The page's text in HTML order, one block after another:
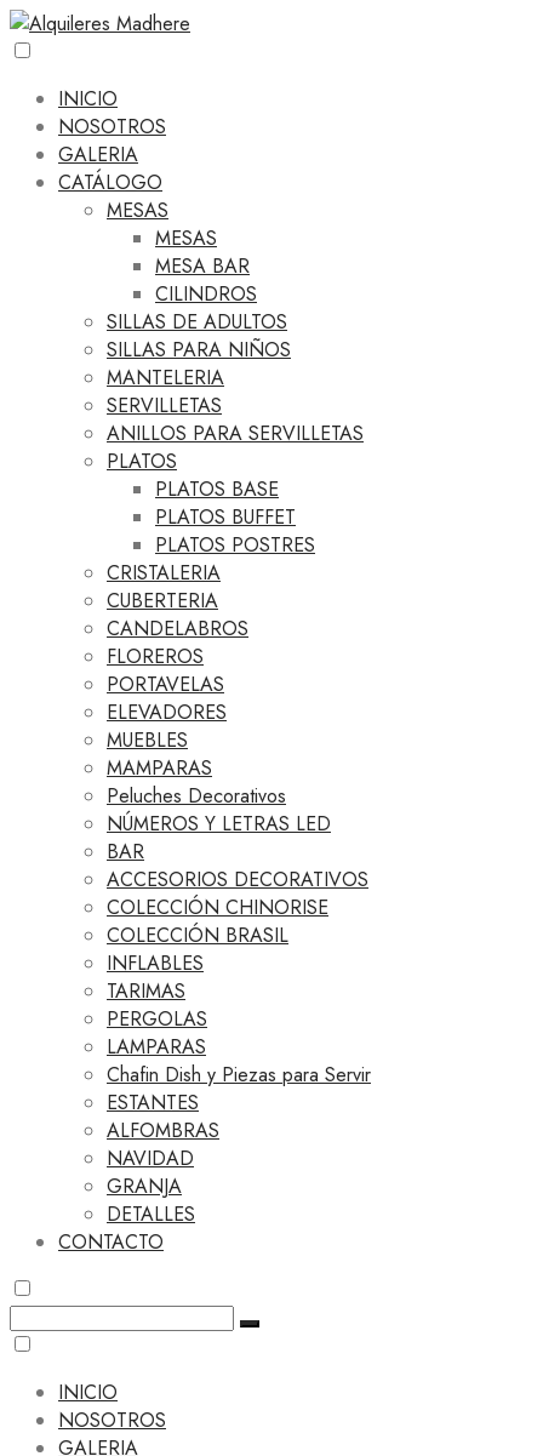
INICIO
NOSOTROS
GALERIA
CATÁLOGO
MESAS
MESAS
MESA BAR
CILINDROS
SILLAS DE ADULTOS
SILLAS PARA NIÑOS
MANTELERIA
SERVILLETAS
ANILLOS PARA SERVILLETAS
PLATOS
PLATOS BASE
PLATOS BUFFET
PLATOS POSTRES
CRISTALERIA
CUBERTERIA
CANDELABROS
FLOREROS
PORTAVELAS
ELEVADORES
MUEBLES
MAMPARAS
Peluches Decorativos
NÚMEROS Y LETRAS LED
BAR
ACCESORIOS DECORATIVOS
COLECCIÓN CHINORISE
COLECCIÓN BRASIL
INFLABLES
TARIMAS
PERGOLAS
LAMPARAS
Chafin Dish y Piezas para Servir
ESTANTES
ALFOMBRAS
NAVIDAD
GRANJA
DETALLES
CONTACTO
INICIO
NOSOTROS
GALERIA